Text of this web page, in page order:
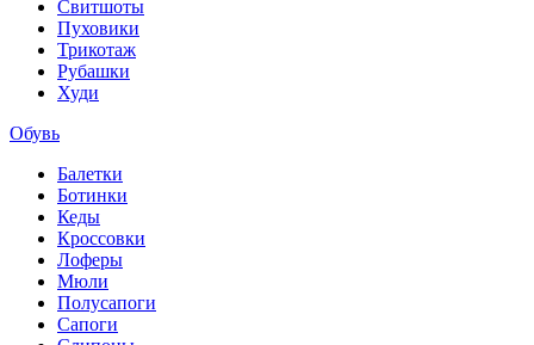
Свитшоты
Пуховики
Трикотаж
Рубашки
Худи
Обувь
Балетки
Ботинки
Кеды
Кроссовки
Лоферы
Мюли
Полусапоги
Сапоги